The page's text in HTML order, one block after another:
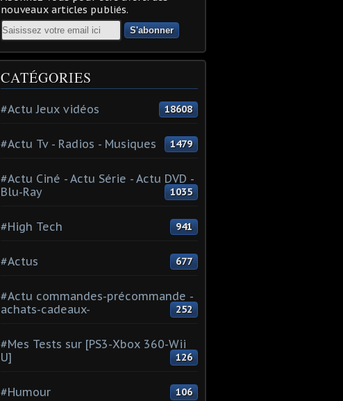
nouveaux articles publiés.
Email
CATÉGORIES
#Actu Jeux vidéos 18608
#Actu Tv - Radios - Musiques 1479
#Actu Ciné - Actu Série - Actu DVD -
Blu-Ray
1035
#High Tech 941
#Actus 677
#Actu commandes-précommande -
achats-cadeaux-
252
#Mes Tests sur [PS3-Xbox 360-Wii
U]
126
#Humour 106